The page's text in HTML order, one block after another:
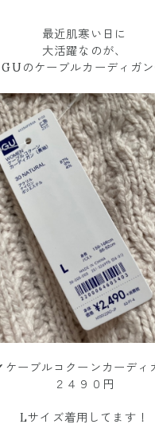
最近肌寒い日に
大活躍なのが、
GUのケーブルカーディガ
ーブルコクーンカーディ
２４９０円
Lサイズ着用してます！